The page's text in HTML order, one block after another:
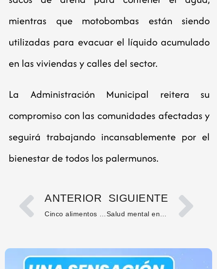
mientras que motobombas están siendo
utilizadas para evacuar el líquido acumulado
en las viviendas y calles del sector.
La Administración Municipal reitera su
compromiso con las comunidades afectadas y
seguirá trabajando incansablemente por el
bienestar de todos los palermunos.
ANTERIOR SIGUIENTE